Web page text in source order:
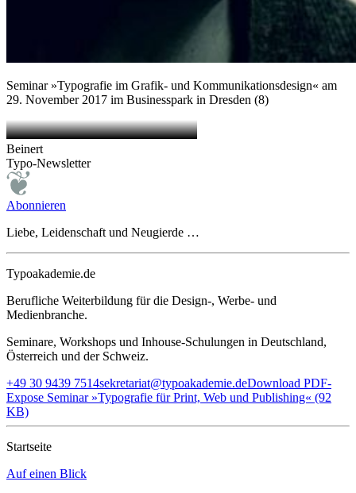
Seminar »Typografie im Grafik- und Kommunikationsdesign« am
29. November 2017 im Businesspark in Dresden (8)
Beinert
Typo-Newsletter
Abonnieren
Liebe, Leidenschaft und Neugierde …
Typoakademie.de
Berufliche Weiterbildung für die Design-, Werbe- und
Medienbranche.
Seminare, Workshops und Inhouse-Schulungen in Deutschland,
Österreich und der Schweiz.
+49 30 9439 7514sekretariat@typoakademie.deDownload PDF-
Expose Seminar »Typografie für Print, Web und Publishing« (92
KB)
Startseite
Auf einen Blick